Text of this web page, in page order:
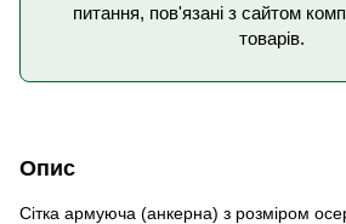
питання, пов'язані з сайтом
товарів.
Опис
Сітка армуюча (анкерна) з розміром